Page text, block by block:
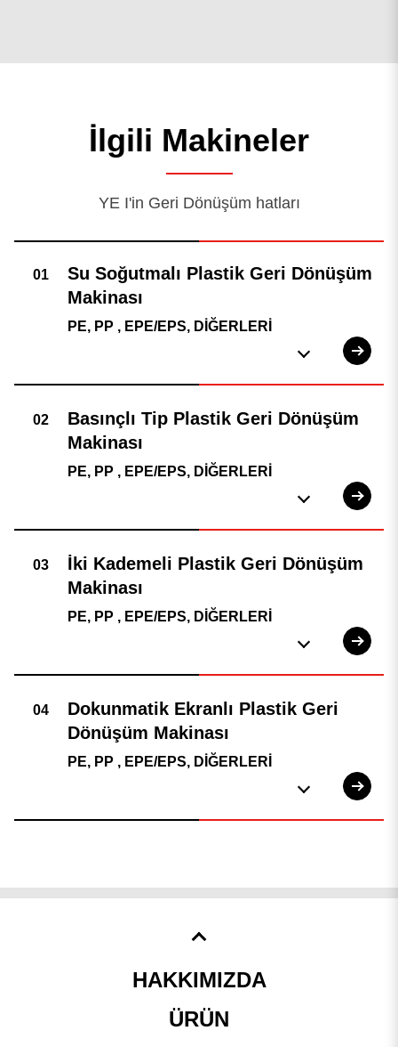
İlgili Makineler
YE I'in Geri Dönüşüm hatları
PE, PP , EPE/EPS, DİĞERLERİ
PE, PP , EPE/EPS, DİĞERLERİ
PE, PP , EPE/EPS, DİĞERLERİ
PE, PP , EPE/EPS, DİĞERLERİ
HAKKIMIZDA
ÜRÜN